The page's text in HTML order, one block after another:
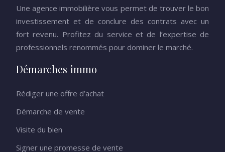
Une agence immobilière vous permet de trouver le bon
investissement et de conclure des contrats avec un
fort revenu. Profitez du service et de l’expertise de
professionnels renommés pour dominer le marché.
Démarches immo
Rédiger une offre d’achat
Démarche de vente
Visite du bien
Signer une promesse de vente